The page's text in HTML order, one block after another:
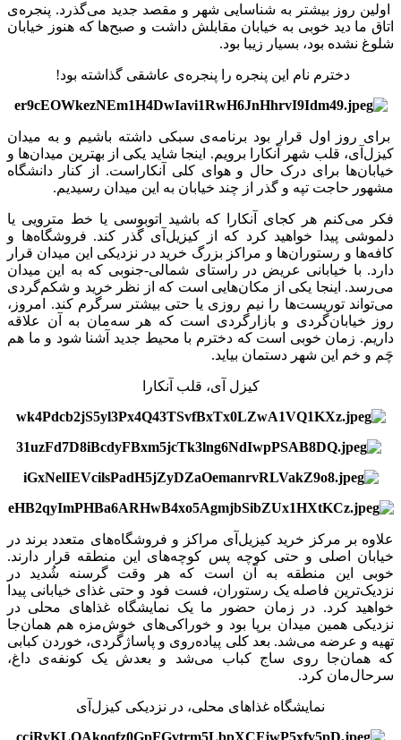
اولین روز بیشتر به شناسایی شهر و مقصد جدید می‌گذرد. پنجره‌ی
اتاق ما دید خوبی به خیابان مقابلش داشت و صبح‌ها که هنوز خیابان
شلوغ نشده بود، بسیار زیبا بود.
دخترم نام این پنجره را پنجره‌ی عاشقی گذاشته بود!
برای روز اول قرار بود برنامه‌ی سبکی داشته باشیم و به میدان
کیزل‌آی، قلب شهر آنکارا برویم. اینجا شاید یکی از بهترین میدان‌ها و
خیابا‌ن‌ها برای درک حال و هوای کلی آنکاراست. از کنار دانشگاه
مشهور حاجت تپه‌ و گذر از چند خیابان به این میدان رسیدیم.
فکر می‌کنم هر کجای آنکارا که باشید اتوبوسی یا خط مترویی یا
دلموشی پیدا خواهید کرد که از کیزیل‌آی گذر کند. فروشگاه‌ها و
کافه‌ها و رستوران‌ها و مراکز بزرگ خرید در نزدیکی این میدان قرار
دارد. با خیابانی عریض در راستای شمالی-جنوبی که به این میدان
می‌رسد. اینجا یکی از مکان‌هایی‌ است که از نظر خرید و شکم‌گردی
می‌تواند توریست‌ها را نیم روزی یا حتی بیشتر سرگرم کند. امروز،
روز خیابان‌گردی و بازارگردی است که هر سه‌‌مان به آن علاقه
داریم. زمان خوبی است که دخترم با محیط جدید آشنا شود و ما هم
چَم و خم این شهر دستمان بیاید.
کیزل آی، قلب آنکارا
علاوه بر مرکز خرید کیزیل‌آی مراکز و فروشگاه‌های متعدد برند در
خیابان اصلی و حتی کوچه پس کوچه‌های این منطقه قرار دارند.
خوبی این منطقه به آن است که هر وقت گرسنه شُدید در
نزدیک‌ترین فاصله یک رستوران، فست فود و حتی غذای خیابانی پیدا
خواهید کرد. در زمان حضور ما یک نمایشگاه غذاهای محلی در
نزدیکی همین میدان برپا بود و خوراکی‌های خوش‌مزه هم همان‌جا
تهیه و عرضه می‌شد. بعد کلی پیاده‌روی و پاساژگردی، خوردن کبابی
که همان‌جا روی ساج کباب می‌شد و بعدش یک کونفه‌ی داغ،
سرحال‌مان کرد.
نمایشگاه غذاهای محلی، در نزدیکی کیزل‌آی